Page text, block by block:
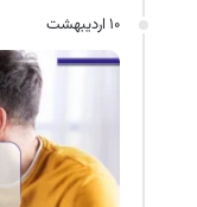
۱۰ اردیبهشت